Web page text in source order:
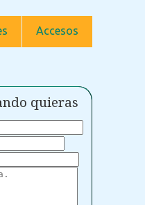
Accesos
quieras